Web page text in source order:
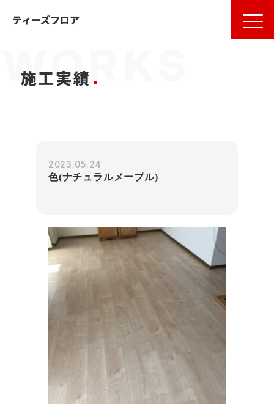
名古屋 フローリング
ティーズフロア
施工実績
2023.05.24
色(ナチュラルメープル)